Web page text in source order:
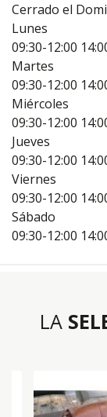
Cerrado el
Lunes
09:30-12:00
Martes
09:30-12:00
Miércoles
09:30-12:00
Jueves
09:30-12:00
Viernes
09:30-12:00
Sábado
09:30-12:00
LA